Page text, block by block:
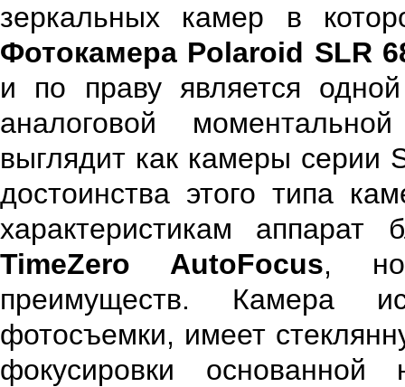
зеркальных камер в
Фотокамера Polaroid SLR
и по праву является
аналоговой
выглядит как камеры серии
достоинства этого типа
характеристикам
TimeZero AutoFocus, но
преимуществ. Камера
фотосъемки, имеет
фокусировки основанной